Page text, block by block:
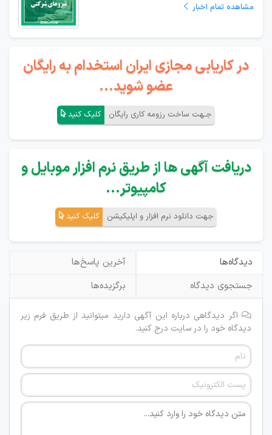
مشاهده تمام اخبار
در کاریابی مجازی ایران استخدام به رایگان
عضو شوید...
جـهت ساخت رزومه کاری رایگان کلیک کنید
دریافت آگهی ها از طریق نرم افزار موبایل و
کامپیوتر...
جهت دانلود نرم افزار و اپلیکیشن کلیک کنید
دیدگاه‌ها
آخرین پاسخ‌ها
جستجوی دیدگاه
برگزیده‌ها
اگر دیدگاهی درباره این آگهی دارید میتوانید از طریق فرم زیر
دیدگاه خود را در سایت درج کنید.